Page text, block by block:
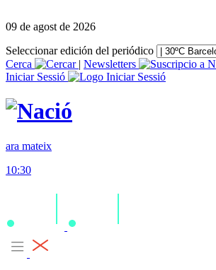
09 de agost de 2026
Seleccionar edición del periódico
Cerca
| Newsletters
Iniciar Sessió
ara mateix
10:30